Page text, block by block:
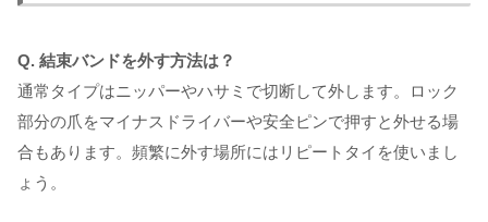
Q. 結束バンドを外す方法は？
通常タイプはニッパーやハサミで切断して外します。ロック
部分の爪をマイナスドライバーや安全ピンで押すと外せる場
合もあります。頻繁に外す場所にはリピートタイを使いまし
ょう。